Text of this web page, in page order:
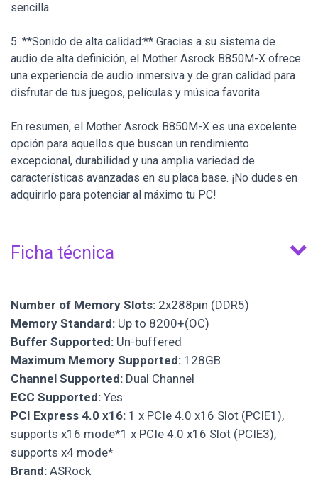
sencilla.
5. **Sonido de alta calidad:** Gracias a su sistema de
audio de alta definición, el Mother Asrock B850M-X ofrece
una experiencia de audio inmersiva y de gran calidad para
disfrutar de tus juegos, películas y música favorita.
En resumen, el Mother Asrock B850M-X es una excelente
opción para aquellos que buscan un rendimiento
excepcional, durabilidad y una amplia variedad de
características avanzadas en su placa base. ¡No dudes en
adquirirlo para potenciar al máximo tu PC!
Ficha técnica
Number of Memory Slots: 2x288pin (DDR5)
Memory Standard: Up to 8200+(OC)
Buffer Supported: Un-buffered
Maximum Memory Supported: 128GB
Channel Supported: Dual Channel
ECC Supported: Yes
PCI Express 4.0 x16: 1 x PCIe 4.0 x16 Slot (PCIE1),
supports x16 mode*1 x PCIe 4.0 x16 Slot (PCIE3),
supports x4 mode*
Brand: ASRock